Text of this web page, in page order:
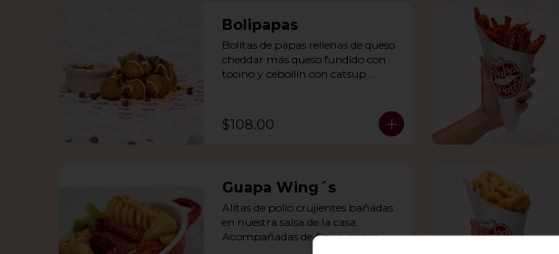
Bolipapas
Bolitas de papas rellenas de queso
cheddar más queso fundido con
tocino y cebollín con catsup
$108.00
Guapa Wing´s
Alitas de pollo crujientes bañadas
en nuestra salsa de la casa.
Acompañadas de Spiro-papas,